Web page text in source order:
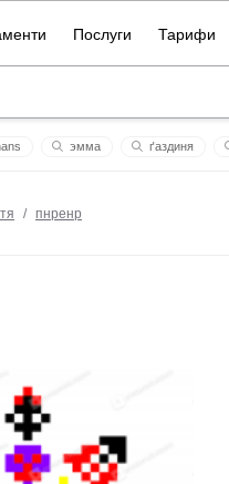
Послуги Тарифи
эмма ґаздиня
/ пнренр